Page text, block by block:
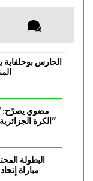
الحارس
مضوي يصرّح:
الكرة الجزائرية في المسابقات القارية”
البطولة
مباراة